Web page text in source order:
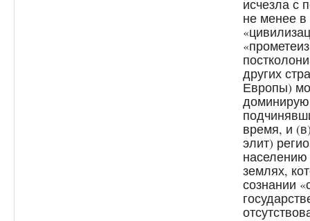
исчезла с
не менее в
других
Европы)
время, и
элит)
населению
землях,
сознании